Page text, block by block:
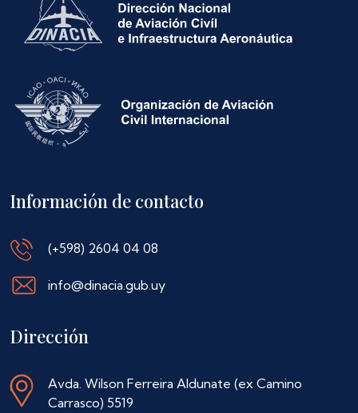
Información de contacto
(+598) 2604 04 08
info@dinacia.gub.uy
Dirección
Avda. Wilson Ferreira Aldunate (ex Camino
Carrasco) 5519